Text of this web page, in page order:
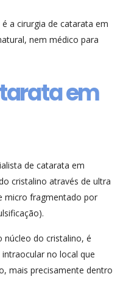
a cirurgia de catarata em
nem médico para
em
de catarata em
cristalino através de ultra
micro fragmentado por
núcleo do cristalino, é
no local que
mais precisamente dentro